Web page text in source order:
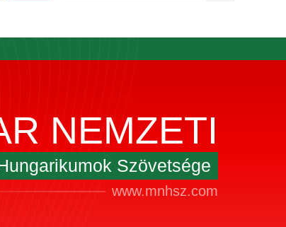
NEMZETI
Szövetsége
www.mnhsz.com